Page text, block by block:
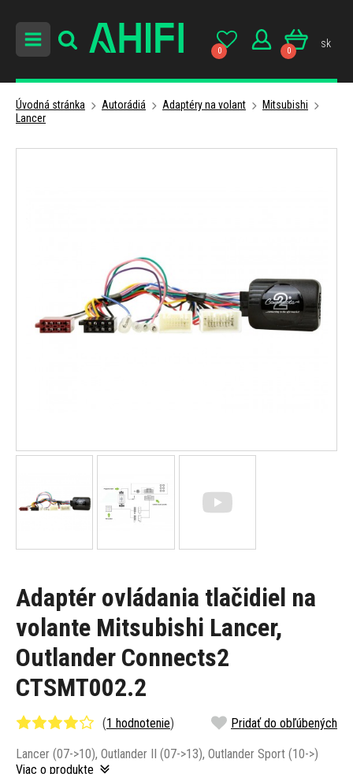
0 0
sk
Úvodná stránka Autorádiá Adaptéry na volant
Mitsubishi
Lancer
Adaptér ovládania tlačidiel na
volante Mitsubishi Lancer,
Outlander Connects2
CTSMT002.2
(1 hodnotenie) Pridať do obľúbených
Lancer (07->10), Outlander II (07->13), Outlander Sport (10->)
Viac o produkte